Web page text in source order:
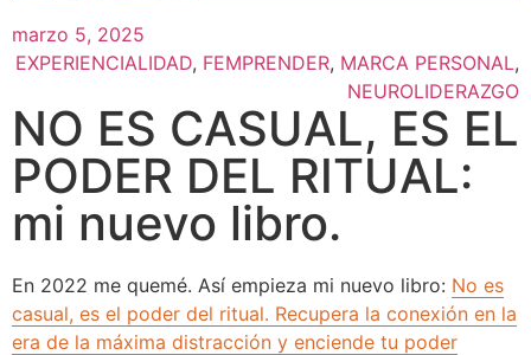
marzo 5, 2025
EXPERIENCIALIDAD, FEMPRENDER, MARCA PERSONAL,
NEUROLIDERAZGO
NO ES CASUAL, ES EL
PODER DEL RITUAL:
mi nuevo libro.
En 2022 me quemé. Así empieza mi nuevo libro: No es
casual, es el poder del ritual. Recupera la conexión en la
era de la máxima distracción y enciende tu poder